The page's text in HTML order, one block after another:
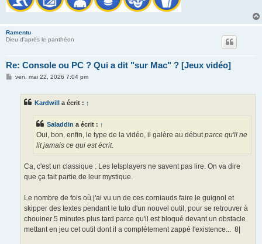
Ramentu
Dieu d'après le panthéon
Re: Console ou PC ? Qui a dit "sur Mac" ? [Jeux vidéo]
Mven. mai 22, 2026 7:04 pm
Kardwill a écrit : ↑
Saladdin a écrit : ↑
Oui, bon, enfin, le type de la vidéo, il galère au début parce qu'il ne
lit jamais ce qui est écrit.
Ca, c'est un classique : Les letsplayers ne savent pas lire. On va dire
que ça fait partie de leur mystique.
Le nombre de fois où j'ai vu un de ces corniauds faire le guignol et
skipper des textes pendant le tuto d'un nouvel outil, pour se retrouver à
chouiner 5 minutes plus tard parce qu'il est bloqué devant un obstacle
mettant en jeu cet outil dont il a complétement zappé l'existence... 8|